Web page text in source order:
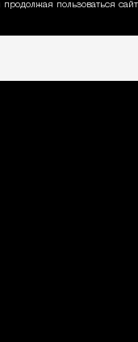
пользоваться